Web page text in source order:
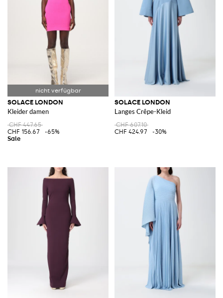
SOLACE LONDON
Kleider damen
CHF 447.65
CHF 156.67
-65%
SOLACE LONDON
Langes Crêpe-Kleid
CHF 607.10
CHF 424.97
-30%